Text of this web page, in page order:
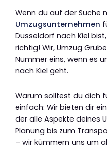
Wenn du auf der Suche
Umzugsunternehmen
Düsseldorf nach Kiel
richtig! Wir, Umzug
Nummer eins, wenn es
nach Kiel geht.
Warum solltest du dich
einfach: Wir bieten dir
der alle Aspekte deines
Planung bis zum
– wir kümmern uns um